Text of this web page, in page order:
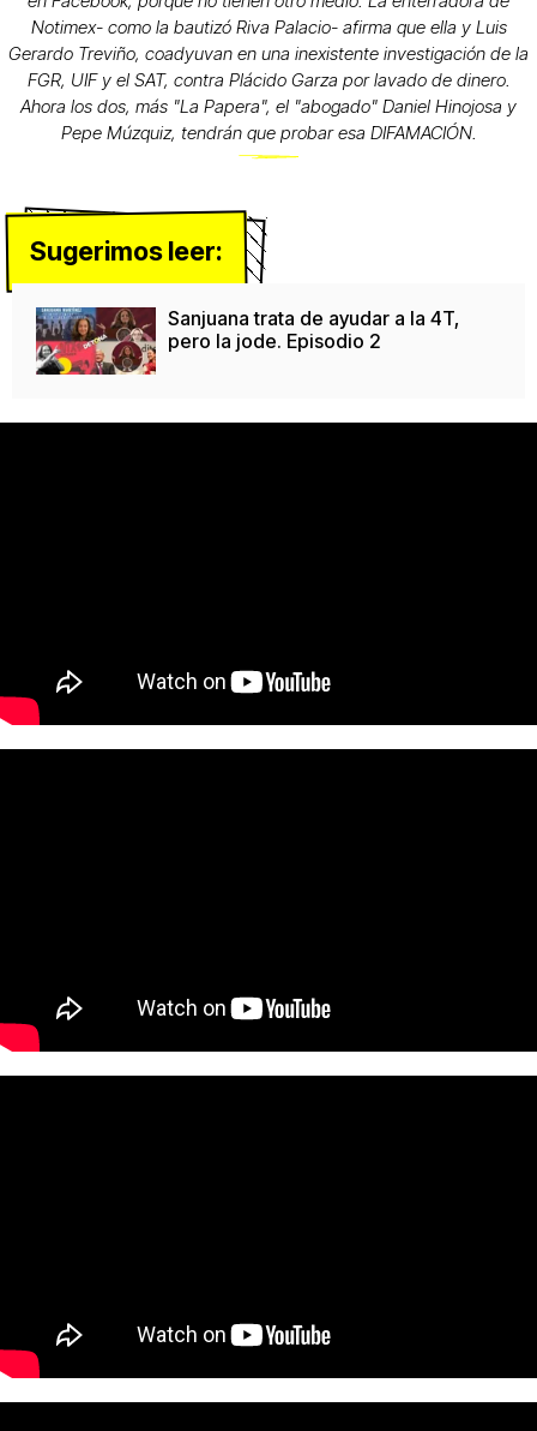
Notimex- como la bautizó Riva Palacio- afirma que ella y Luis
Gerardo Treviño, coadyuvan en una inexistente investigación de la
FGR, UIF y el SAT, contra Plácido Garza por lavado de dinero.
Ahora los dos, más "La Papera", el "abogado" Daniel Hinojosa y
Pepe Múzquiz, tendrán que probar esa DIFAMACIÓN.
Sugerimos leer:
Sanjuana trata de ayudar a la 4T,
pero la jode. Episodio 2